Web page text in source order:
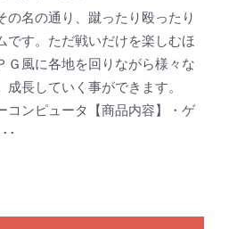
の名の通り、蹴ったり殴ったり
です。ただ戦いだけを楽しむほ
Ｇ風に各地を回りながら様々な
長していく事ができます。
コンピュータ【商品内容】・ゲ
･